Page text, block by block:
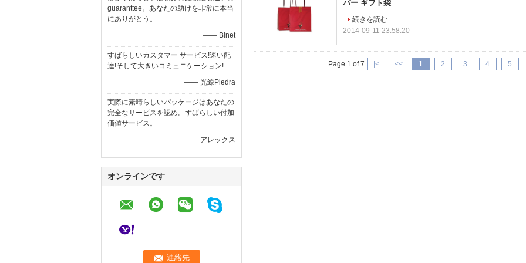
guaranttee。あなたの助けを非常に本当
にありがとう。
—— Binet
すばらしいカスタマー サービス!速い配
達!そして大きいコミュニケーション!
—— 光線Piedra
実際に素晴らしいパッケージはあなたの
完全なサービスを認め。すばらしい付加
価値サービス。
—— アレックス
オンラインです
パー ギフト袋
続きを読む
2014-09-11 23:58:20
Page 1 of 7 |< << 1 2 3 4 5